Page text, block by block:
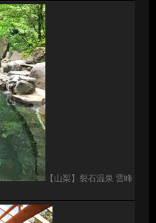
【山梨】裂石温泉 雲峰